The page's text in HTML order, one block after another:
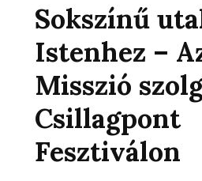
Sokszínű
Istenhez –
Misszió
Csillagpont
Fesztiválon